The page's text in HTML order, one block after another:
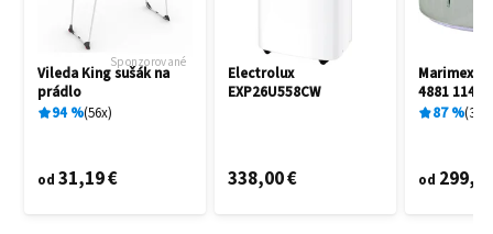
Sponzorované
Vileda King sušák na
prádlo
94% 56x
od 31,19 €
Electrolux
EXP26U558CW
338,00 €
Marimex
4881
87% 3
od